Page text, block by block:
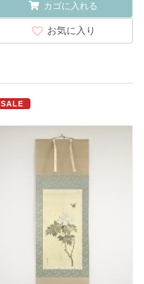
カゴに入れる
お気に入り
SALE